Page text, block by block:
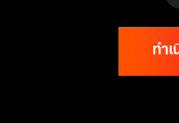
ทำ